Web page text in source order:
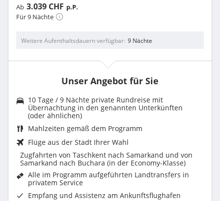
Ab 3.039 CHF p.P.
Für 9 Nächte
Weitere Aufenthaltsdauern verfügbar 9 Nächte
Unser Angebot für Sie
10 Tage / 9 Nächte private Rundreise mit
Übernachtung in den genannten Unterkünften
(oder ähnlichen)
Mahlzeiten gemäß dem Programm
Flüge aus der Stadt Ihrer Wahl
Zugfahrten von Taschkent nach Samarkand und von
Samarkand nach Buchara (in der Economy-Klasse)
Alle im Programm aufgeführten Landtransfers in
privatem Service
Empfang und Assistenz am Ankunftsflughafen